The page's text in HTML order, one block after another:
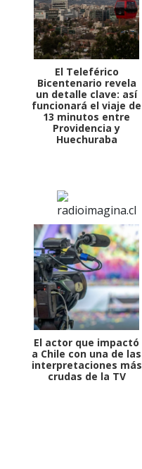
El Teleférico
Bicentenario revela
un detalle clave: así
funcionará el viaje de
13 minutos entre
Providencia y
Huechuraba
El actor que impactó
a Chile con una de las
interpretaciones más
crudas de la TV